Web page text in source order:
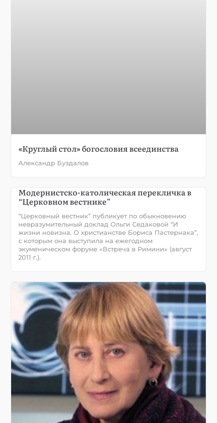
«Круглый стол» богословия всеединства
Александр Буздалов
Модернистско-католическая перекличка в
“Церковном вестнике”
“Церковный вестник” публикует по обыкновению
невразумительный доклад Ольги Седаковой “И
жизни новизна. О христианстве Бориса Пастернака”,
с которым она выступила на ежегодном
экуменическом форуме «Встреча в Римини» (август
2011 г.).